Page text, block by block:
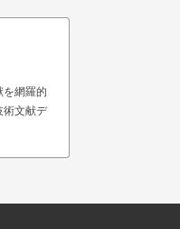
を網羅的
術文献デ